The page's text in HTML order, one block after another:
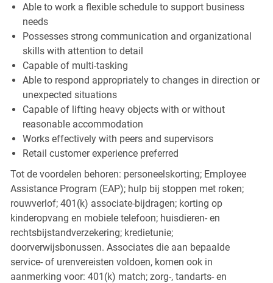
Able to work a flexible schedule to support business
needs
Possesses strong communication and organizational
skills with attention to detail
Capable of multi-tasking
Able to respond appropriately to changes in direction or
unexpected situations
Capable of lifting heavy objects with or without
reasonable accommodation
Works effectively with peers and supervisors
Retail customer experience preferred
Tot de voordelen behoren: personeelskorting; Employee
Assistance Program (EAP); hulp bij stoppen met roken;
rouwverlof; 401(k) associate-bijdragen; korting op
kinderopvang en mobiele telefoon; huisdieren- en
rechtsbijstandverzekering; kredietunie;
doorverwijsbonussen. Associates die aan bepaalde
service- of urenvereisten voldoen, komen ook in
aanmerking voor: 401(k) match; zorg-, tandarts- en